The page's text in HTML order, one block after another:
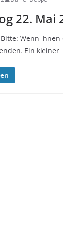
22. Mai
Wenn
Ein kleiner